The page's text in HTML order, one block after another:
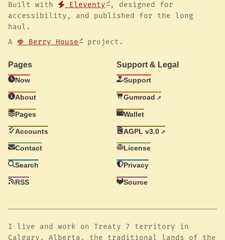
Built with
Eleventy
, designed for
accessibility, and published for the long
haul.
A 🍓 Berry House project.
Pages
Now
About
Pages
Accounts
Contact
Search
RSS
Support & Legal
Support
Gumroad
Wallet
AGPL v3.0
License
Privacy
Source
I live and work on Treaty 7 territory in
Calgary, Alberta, the traditional lands of the